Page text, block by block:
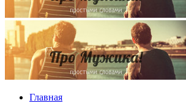
Главная